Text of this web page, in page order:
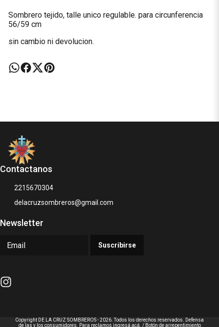
Sombrero tejido, talle unico regulable. para circunferencia
56/59 cm
sin cambio ni devolucion.
Contactanos
2215670304
delacruzsombreros@gmail.com
Newsletter
Suscribirse
Copyright DE LA CRUZ SOMBREROS - 2026. Todos los derechos reservados. Defensa
de las y los consumidores. Para reclamos ingresá acá. / Botón de arrepentimiento